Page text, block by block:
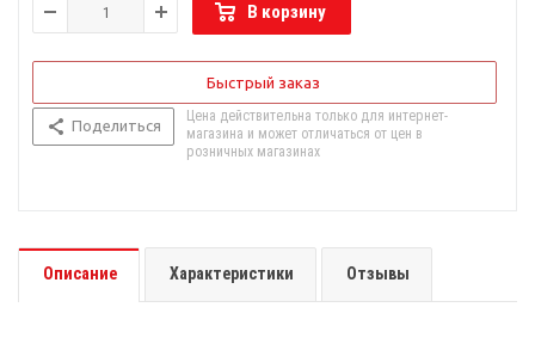
В корзину
Быстрый заказ
Поделиться
Цена действительна только для интернет-
магазина и может отличаться от цен в
розничных магазинах
Описание Характеристики Отзывы